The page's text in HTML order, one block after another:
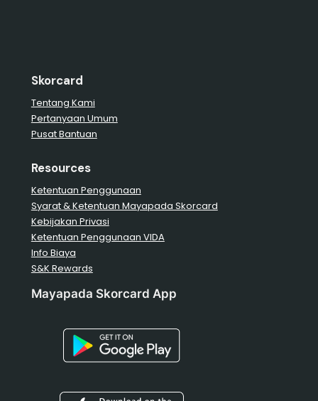
Skorcard
Tentang Kami
Pertanyaan Umum
Pusat Bantuan
Resources
Ketentuan Penggunaan
Syarat & Ketentuan Mayapada Skorcard
Kebijakan Privasi
Ketentuan Penggunaan VIDA
Info Biaya
S&K Rewards
Mayapada Skorcard App